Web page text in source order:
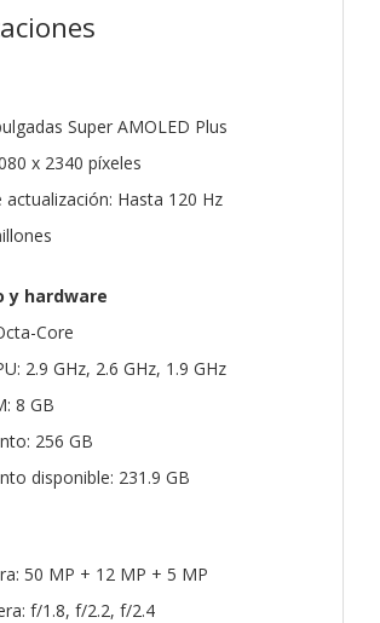
Super AMOLED Plus
x 2340 píxeles
actualización: Hasta 120 Hz
y hardware
Core
2.9 GHz, 2.6 GHz, 1.9 GHz
8 GB
256 GB
disponible: 231.9 GB
50 MP + 12 MP + 5 MP
f/1.8, f/2.2, f/2.4